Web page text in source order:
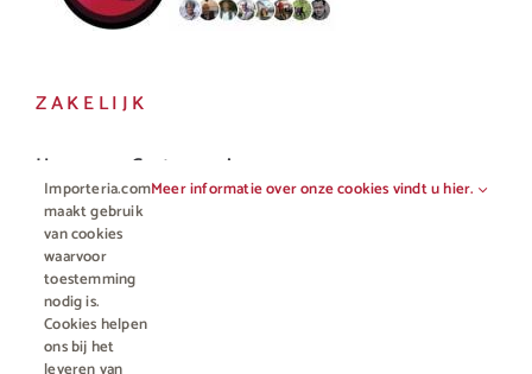
ZAKELIJK
Horeca en Gastronomie
Vakhandel
Importeria.com
maakt gebruik
van cookies
waarvoor
toestemming
nodig is.
Cookies helpen
ons bij het
Meer informatie over onze cookies vindt u hier.